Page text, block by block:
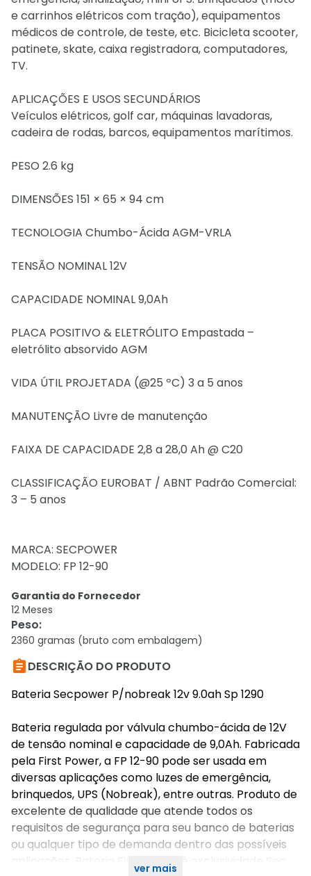
e carrinhos elétricos com tração), equipamentos
médicos de controle, de teste, etc. Bicicleta scooter,
patinete, skate, caixa registradora, computadores,
TV.
APLICAÇÕES E USOS SECUNDÁRIOS
Veículos elétricos, golf car, máquinas lavadoras,
cadeira de rodas, barcos, equipamentos marítimos.
PESO 2.6 kg
DIMENSÕES 151 × 65 × 94 cm
TECNOLOGIA Chumbo-Ácida AGM-VRLA
TENSÃO NOMINAL 12V
CAPACIDADE NOMINAL 9,0Ah
PLACA POSITIVO & ELETRÓLITO Empastada –
eletrólito absorvido AGM
VIDA ÚTIL PROJETADA (@25 ºC) 3 a 5 anos
MANUTENÇÃO Livre de manutenção
FAIXA DE CAPACIDADE 2,8 a 28,0 Ah @ C20
CLASSIFICAÇÃO EUROBAT / ABNT Padrão Comercial:
3 – 5 anos
MARCA: SECPOWER
MODELO: FP 12-90
Garantia do Fornecedor
12 Meses
Peso:
2360 gramas (bruto com embalagem)
DESCRIÇÃO DO PRODUTO
Bateria Secpower P/nobreak 12v 9.0ah Sp 1290
Bateria regulada por válvula chumbo-ácida de 12V
de tensão nominal e capacidade de 9,0Ah. Fabricada
pela First Power, a FP 12-90 pode ser usada em
diversas aplicações como luzes de emergência,
brinquedos, UPS (Nobreak), entre outras. Produto de
excelente de qualidade que atende todos os
requisitos de segurança para seu banco de baterias
ou qualquer tipo de demanda dentro das possíveis
aplicações. Bateria First Power é exclusividade Sec
ver mais